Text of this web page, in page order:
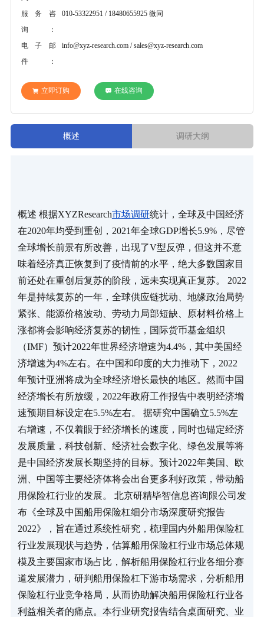
服务咨
询：
010-53322951 / 18480655925 微同
电子邮
件：
info@xyz-research.com / sales@xyz-research.com
立即订购 在线咨询
概述 调研大纲
概述 根据XYZResearch市场调研统计，全球及中国经济
在2020年均受到重创，2021年全球GDP增长5.9%，尽管
全球增长前景有所改善，出现了V型反弹，但这并不意
味着经济真正恢复到了疫情前的水平，绝大多数国家目
前还处在重创后复苏的阶段，远未实现真正复苏。 2022
年是持续复苏的一年，全球供应链扰动、地缘政治局势
紧张、能源价格波动、劳动力局部短缺、原材料价格上
涨都将会影响经济复苏的韧性，国际货币基金组织
（IMF）预计2022年世界经济增速为4.4%，其中美国经
济增速为4%左右。在中国和印度的大力推动下，2022
年预计亚洲将成为全球经济增长最快的地区。然而中国
经济增长有所放缓，2022年政府工作报告中表明经济增
速预期目标设定在5.5%左右。 据研究中国确立5.5%左
右增速，不仅着眼于经济增长的速度，同时也锚定经济
发展质量，科技创新、经济社会数字化、绿色发展等将
是中国经济发展长期坚持的目标。预计2022年美国、欧
洲、中国等主要经济体将会出台更多利好政策，带动船
用保险杠行业的发展。 北京研精毕智信息咨询限公司发
布《全球及中国船用保险杠细分市场深度研究报告
2022》，旨在通过系统性研究，梳理国内外船用保险杠
行业发展现状与趋势，估算船用保险杠行业市场总体规
模及主要国家市场占比，解析船用保险杠行业各细分赛
道发展潜力，研判船用保险杠下游市场需求，分析船用
保险杠行业竞争格局，从而协助解决船用保险杠行业各
利益相关者的痛点。本行业研究报告结合桌面研究、业